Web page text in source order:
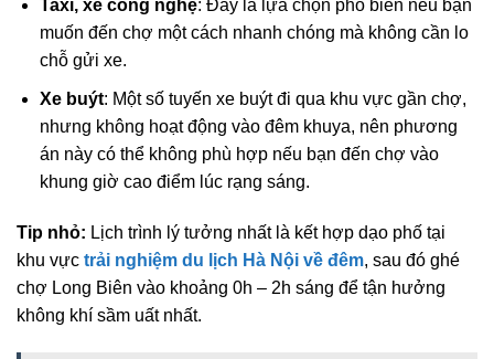
Taxi, xe công nghệ: Đây là lựa chọn phổ biến nếu bạn
muốn đến chợ một cách nhanh chóng mà không cần lo
chỗ gửi xe.
Xe buýt: Một số tuyến xe buýt đi qua khu vực gần chợ,
nhưng không hoạt động vào đêm khuya, nên phương
án này có thể không phù hợp nếu bạn đến chợ vào
khung giờ cao điểm lúc rạng sáng.
Tip nhỏ: Lịch trình lý tưởng nhất là kết hợp dạo phố tại
khu vực trải nghiệm du lịch Hà Nội về đêm, sau đó ghé
chợ Long Biên vào khoảng 0h – 2h sáng để tận hưởng
không khí sầm uất nhất.